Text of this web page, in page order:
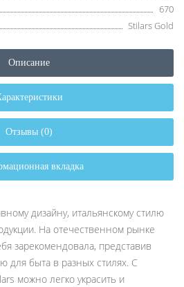
670
Stilars Gold
Описание
Отзывы (0)
вкладка
дизайну, итальянскому стилю
На отечественном рынке
зарекомендовала, представив
для быта в разных стилях. С
можно легко украсить и